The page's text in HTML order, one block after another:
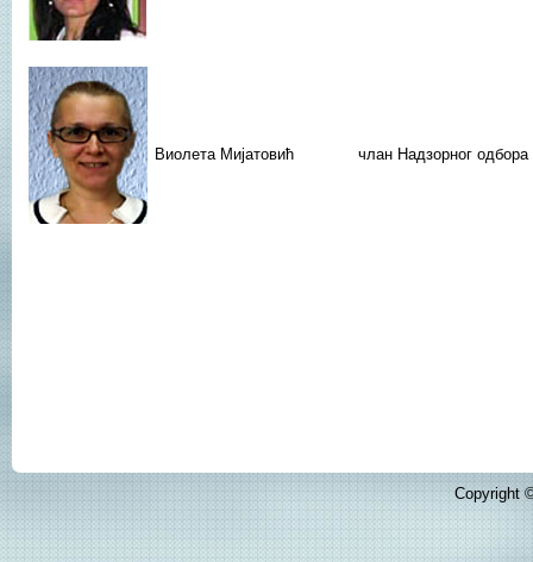
Виолета Мијатовић члан Надзорног
Copyright